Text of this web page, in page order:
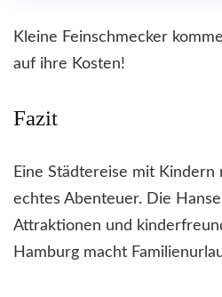
Kleine Feinschmecker
auf ihre Kosten!
Fazit
Eine Städtereise mit Kindern
echtes Abenteuer. Die
Attraktionen und
Hamburg macht